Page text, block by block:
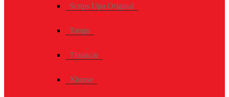
Scrips Upa Original
Tango
Thinkcar
Xhorse